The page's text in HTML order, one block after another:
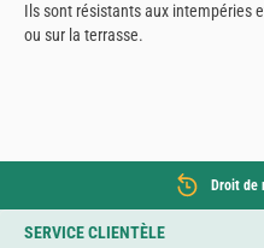
Ils sont résistants aux intempéries
ou sur la terrasse.
Droit de
SERVICE CLIENTÈLE